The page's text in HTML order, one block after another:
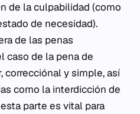
de la culpabilidad (como
de necesidad).
de las penas
caso de la pena de
correcciónal y simple, así
como la interdicción de
parte es vital para